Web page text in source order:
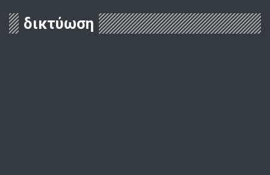
δικτύωση